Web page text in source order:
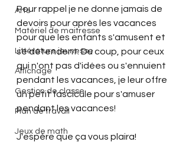
Arts
Matériel de maitresse
Littérature jeunesse
Affichage
Gestion de classe
Plan de travail
Jeux de math
Pour rappel je ne donne jamais de
devoirs pour après les vacances
pour que les enfants s'amusent et
se détendent. Du coup, pour ceux
qui n'ont pas d'idées ou s'ennuient
pendant les vacances, je leur offre
un petit fascicule pour s'amuser
pendant les vacances!
J'espère que ça vous plaira!